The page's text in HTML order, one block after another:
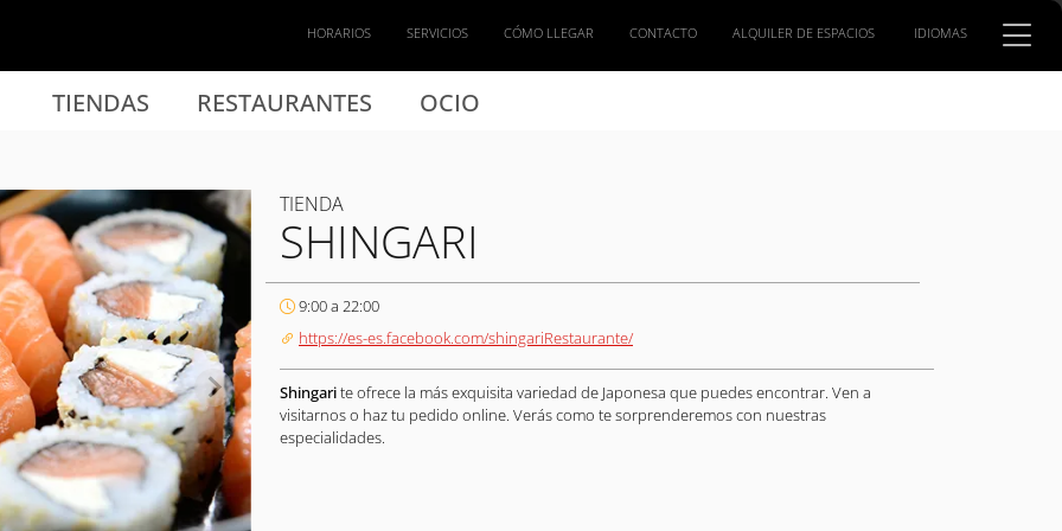
TIENDAS RESTAURANTES OCIO
HORARIOS SERVICIOS CÓMO LLEGAR CONTACTO ALQUILER DE ESPACIOS IDIOMAS
TIENDA
SHINGARI
9:00 a 22:00
https://es-es.facebook.com/shingariRestaurante/
Shingarite ofrece la más exquisita variedad de Japonesa que puedes encontrar. Ven a
visitarnos o haz tu pedido online. Verás como te sorprenderemos con nuestras
especialidades.